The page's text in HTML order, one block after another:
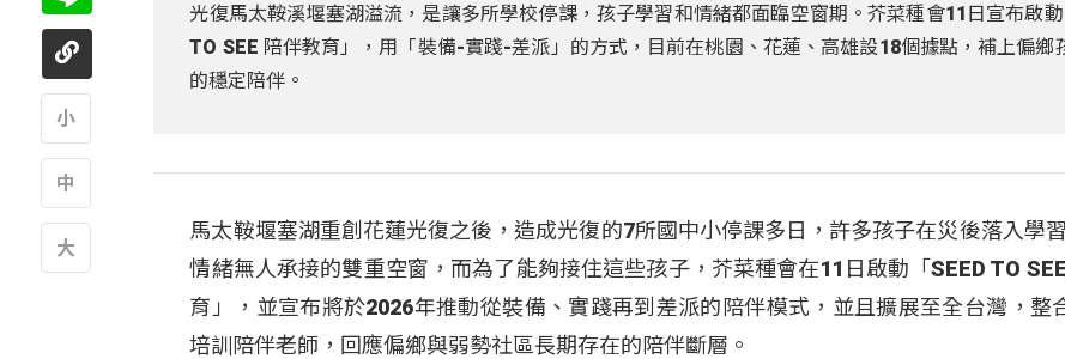
光復馬太鞍溪堰塞湖溢流，是讓多所學校停課，孩子學習和情緒都面臨空窗期。芥菜種會11日宣布啟動
TO SEE 陪伴教育」，用「裝備-實踐-差派」的方式，目前在桃園、花蓮、高雄設18個據點，補上偏鄉
的穩定陪伴。
馬太鞍堰塞湖重創花蓮光復之後，造成光復的7所國中小停課多日，許多孩子在災後落入學
情緒無人承接的雙重空窗，而為了能夠接住這些孩子，芥菜種會在11日啟動「SEED TO
育」，並宣布將於2026年推動從裝備、實踐再到差派的陪伴模式，並且擴展至全台灣，整
培訓陪伴老師，回應偏鄉與弱勢社區長期存在的陪伴斷層。